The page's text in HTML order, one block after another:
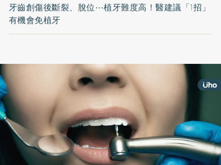
牙齒創傷後斷裂、脫位⋯植牙難度高！醫建議「1招」
有機會免植牙